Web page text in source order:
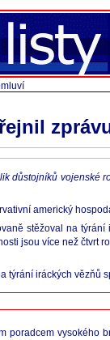
důstojníků vojenské
americký
stěžoval na
jsou více než
týrání iráckých
poradcem vysokého